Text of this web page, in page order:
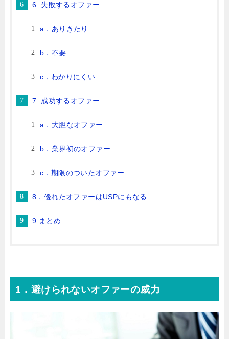
6. 失敗するオファー
a．ありきたり
b．不要
c．わかりにくい
7. 成功するオファー
a．大胆なオファー
b．業界初のオファー
c．期限のついたオファー
8．優れたオファーはUSPにもなる
9.まとめ
1．避けられないオファーの威力